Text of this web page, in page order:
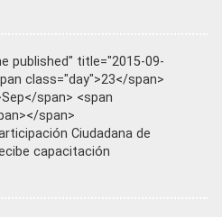
published" title="2015-09-
class="day">23</span>
span> <span
span>
Ciudadana de
capacitación